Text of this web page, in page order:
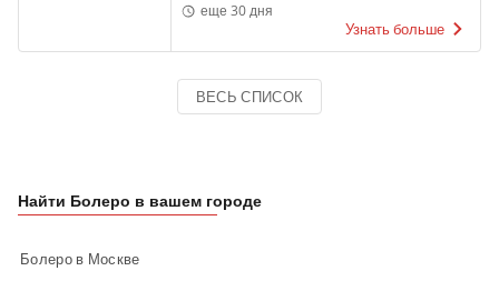
еще 30 дня
Узнать больше
ВЕСЬ СПИСОК
Найти Болеро в вашем городе
Болеро в Москве